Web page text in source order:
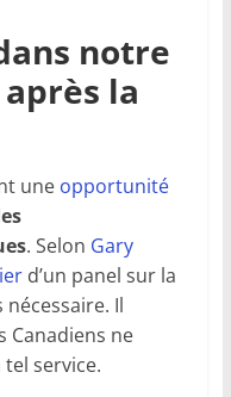
notre
la
uneopportunité
. Selon Gary
d’un panel sur la
Il
Canadiens ne
service.